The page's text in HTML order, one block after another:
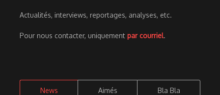
Actualités, interviews, reportages, analyses, etc.
Pour nous contacter, uniquement par courriel.
News Aimés Bla Bla